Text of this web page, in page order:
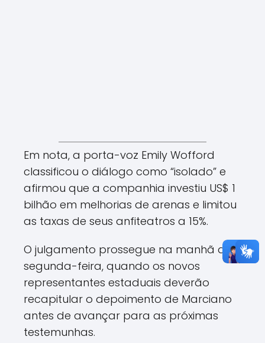
Em nota, a porta-voz Emily Wofford
classificou o diálogo como “isolado” e
afirmou que a companhia investiu US$ 1
bilhão em melhorias de arenas e limitou
as taxas de seus anfiteatros a 15%.
O julgamento prossegue na manhã de
segunda-feira, quando os novos
representantes estaduais deverão
recapitular o depoimento de Marciano
antes de avançar para as próximas
testemunhas.